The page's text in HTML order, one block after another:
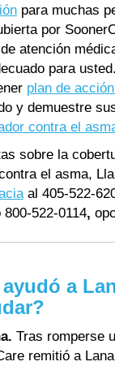
para muchas
por
atención
para
plan de
y demuestre
contra el
sobre la
el asma,
al 405-522-
522-0114,
a
Tras romperse
remitió a